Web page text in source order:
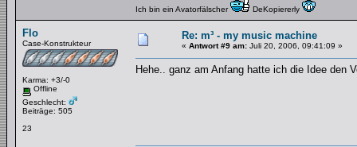
Ich bin ein Avatorfälscher DeKopiererly
Flo
Case-Konstrukteur
Karma: +3/-0
Offline
Geschlecht:
Beiträge: 505
23
Re: m³ - my music machine
« Antwort #9 am: Juli 20, 2006, 09:41:09 »
Hehe.. ganz am Anfang hatte ich die Idee den